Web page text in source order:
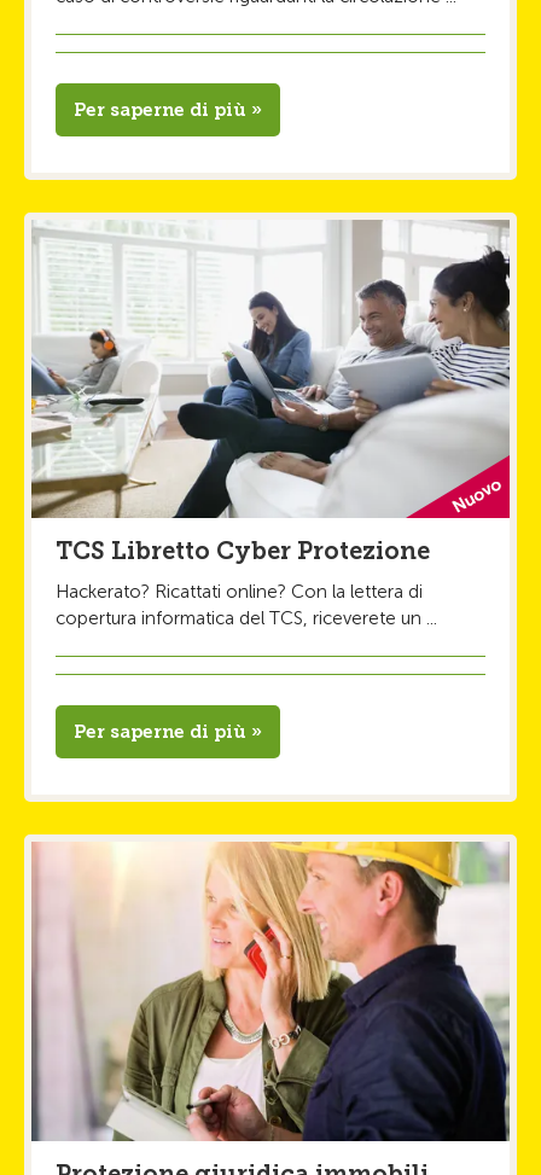
Per saperne di più »
TCS Libretto Cyber Protezione
Hackerato? Ricattati online? Con la lettera di
copertura informatica del TCS, riceverete un ...
Per saperne di più »